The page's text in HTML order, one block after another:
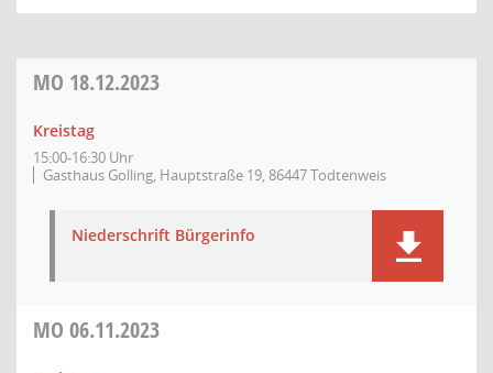
MO 18.12.2023
Kreistag
15:00-16:30 Uhr
Gasthaus Golling, Hauptstraße 19, 86447 Todtenweis
Niederschrift Bürgerinfo
MO 06.11.2023